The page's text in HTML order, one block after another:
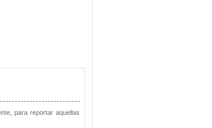
para reportar aquellas